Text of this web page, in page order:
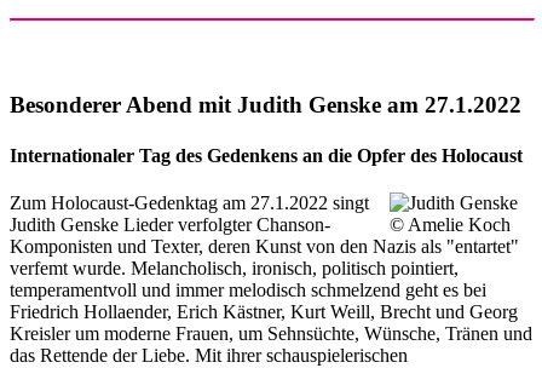
Besonderer Abend mit Judith Genske am 27.1.2022
Internationaler Tag des Gedenkens an die Opfer des Holocaust
Zum Holocaust-Gedenktag am 27.1.2022 singt
Judith Genske Lieder verfolgter Chanson-
Komponisten und Texter, deren Kunst von den Nazis als "entartet"
verfemt wurde. Melancholisch, ironisch, politisch pointiert,
temperamentvoll und immer melodisch schmelzend geht es bei
Friedrich Hollaender, Erich Kästner, Kurt Weill, Brecht und Georg
Kreisler um moderne Frauen, um Sehnsüchte, Wünsche, Tränen und
das Rettende der Liebe. Mit ihrer schauspielerischen